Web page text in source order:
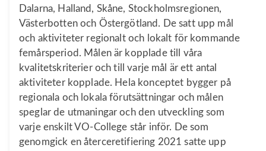
Dalarna, Halland, Skåne, Stockholmsregionen,
Västerbotten och Östergötland. De satt upp mål
och aktiviteter regionalt och lokalt för kommande
femårsperiod. Målen är kopplade till våra
kvalitetskriterier och till varje mål är ett antal
aktiviteter kopplade. Hela konceptet bygger på
regionala och lokala förutsättningar och målen
speglar de utmaningar och den utveckling som
varje enskilt VO-College står inför. De som
genomgick en återceretifiering 2021 satte upp